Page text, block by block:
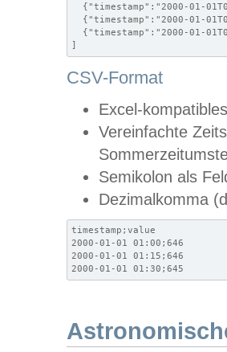
{"timestamp":"2000-01-
{"timestamp":"2000-01-
{"timestamp":"2000-01-
]
CSV-Format
Excel-
Vereinfachte
Semikolon als
Dezimalkomma
timestamp;value
2000-01-01 01:00;646
2000-01-01 01:15;646
2000-01-01 01:30;645